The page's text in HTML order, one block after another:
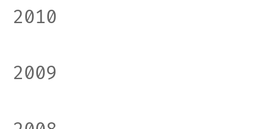
2010
2009